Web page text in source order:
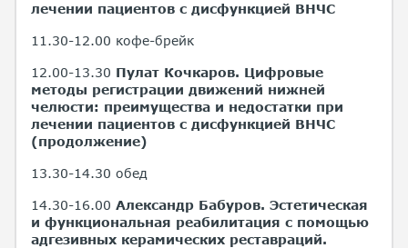
лечении пациентов с дисфункцией ВНЧС
11.30-12.00 кофе-брейк
12.00-13.30 Пулат Кочкаров. Цифровые
методы регистрации движений нижней
челюсти: преимущества и недостатки при
лечении пациентов с дисфункцией ВНЧС
(продолжение)
13.30-14.30 обед
14.30-16.00 Александр Бабуров. Эстетическая
и функциональная реабилитация с помощью
адгезивных керамических реставраций.